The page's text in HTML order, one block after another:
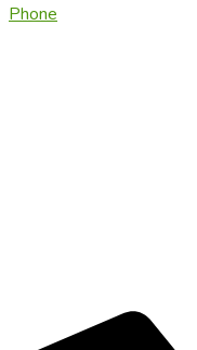
Phone